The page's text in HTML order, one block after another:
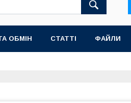
ОБМІН СТАТТІ ФАЙЛИ